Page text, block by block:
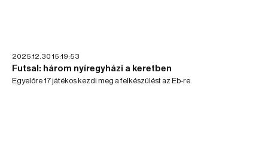
2025.12.30 15:19:53
Futsal: három nyíregyházi a keretben
Egyelőre 17 játékos kezdi meg a felkészülést az Eb-re.